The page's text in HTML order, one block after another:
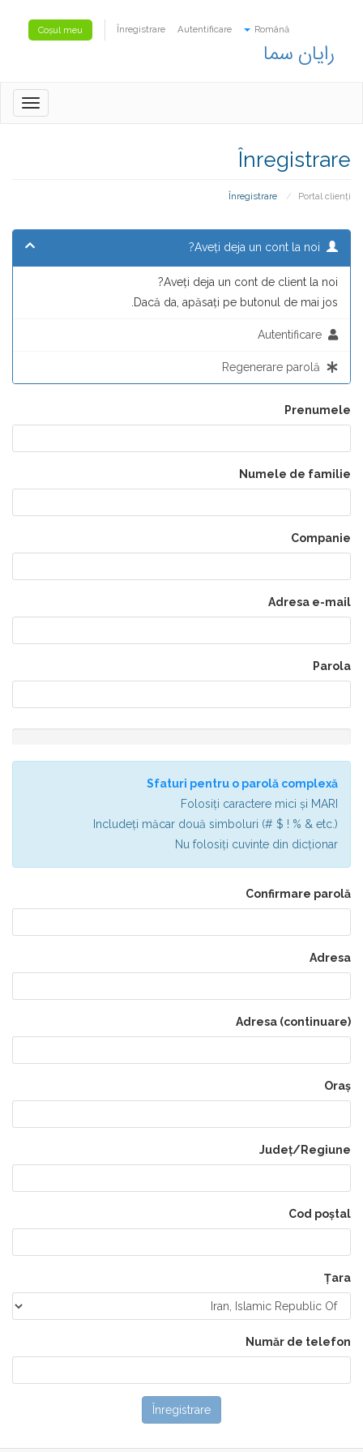
Română
Autentificare
Înregistrare
Coșul meu
رایان سما
Înregistrare
Portal clienți
Aveți deja un cont de client la noi?
Dacă da, apăsați pe butonul de mai jos.
Prenumele
Numele de familie
Companie
Adresa e-mail
Parola
����:
Sfaturi pentru o parolă complexă
Folosiți caractere mici și MARI
Includeți măcar două simboluri (# $ ! % & etc.)
Nu folosiți cuvinte din dicționar
Confirmare parolă
Adresa
Adresa (continuare)
Oraș
Județ/Regiune
Cod poștal
Țara
Număr de telefon